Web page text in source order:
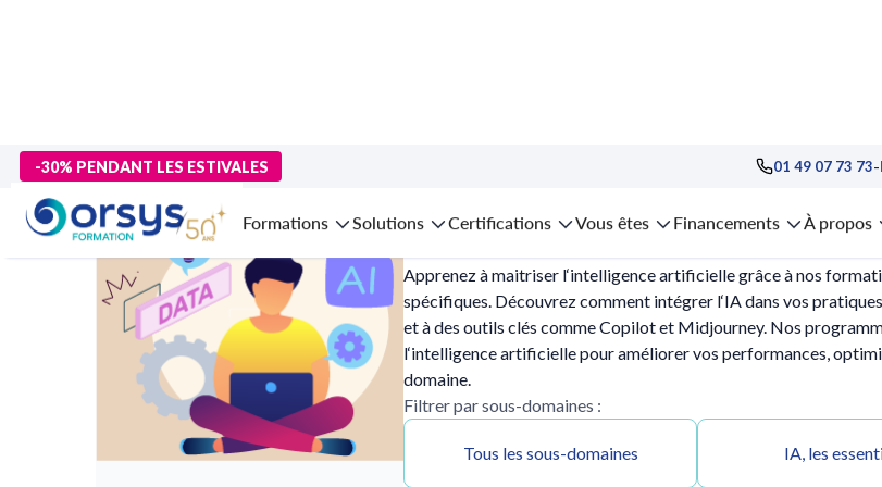
-30% PENDANT LES ESTIVALES 01 49 07 73 73-
Formations Solutions Certifications Vous êtes Financements À propos
>Accueil> Compétences métiers
Formations IA pour les métiers
Apprenez à maitriser l‘intelligence artificielle grâce à nos
spécifiques. Découvrez comment intégrer l‘IA dans vos
et à des outils clés comme Copilot et Midjourney. Nos
l‘intelligence artificielle pour améliorer vos performances,
domaine.
Filtrer par sous-domaines :
Tous les sous-domaines IA, les